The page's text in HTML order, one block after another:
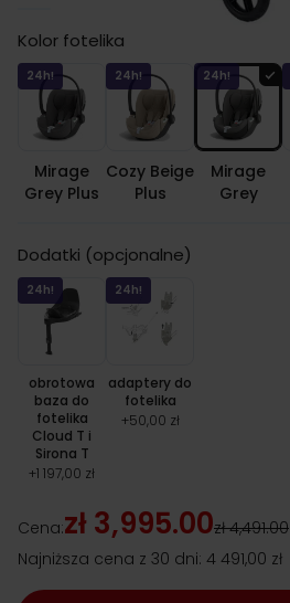
Kolor fotelika
24h!
Mirage
Grey Plus
24h!
Cozy Beige
Plus
24h!
Mirage
Grey
Dodatki (opcjonalne)
24h!
obrotowa
baza do
fotelika
Cloud T i
Sirona T
+1 197,00 zł
24h!
adaptery do
fotelika
+50,00 zł
Cena:zł 3,995.00zł 4,491.00
Najniższa cena z 30 dni: 4 491,00 zł